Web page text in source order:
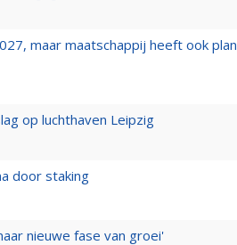
maar maatschappij heeft ook plan
op luchthaven Leipzig
door staking
nieuwe fase van groei'